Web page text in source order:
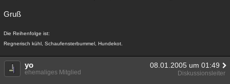
Gruß
Die Reihenfolge ist:
Regnerisch kühl, Schaufensterbummel, Hundekot.
yo 08.01.2005 um 01:49
ehemaliges Mitglied Diskussionsleiter